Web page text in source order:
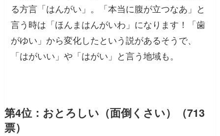
る方言「はんがい」。「本当に腹が立つなあ」と
言う時は「ほんまはんがいわ」になります！「歯
がゆい」から変化したという説があるそうで、
「はがいい」や「はがい」と言う地域も。
第4位：おとろしい（面倒くさい）（713
票）